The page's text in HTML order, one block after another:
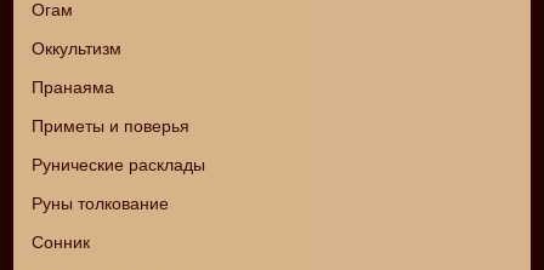
Огам
Оккультизм
Пранаяма
Приметы и поверья
Рунические расклады
Руны толкование
Сонник